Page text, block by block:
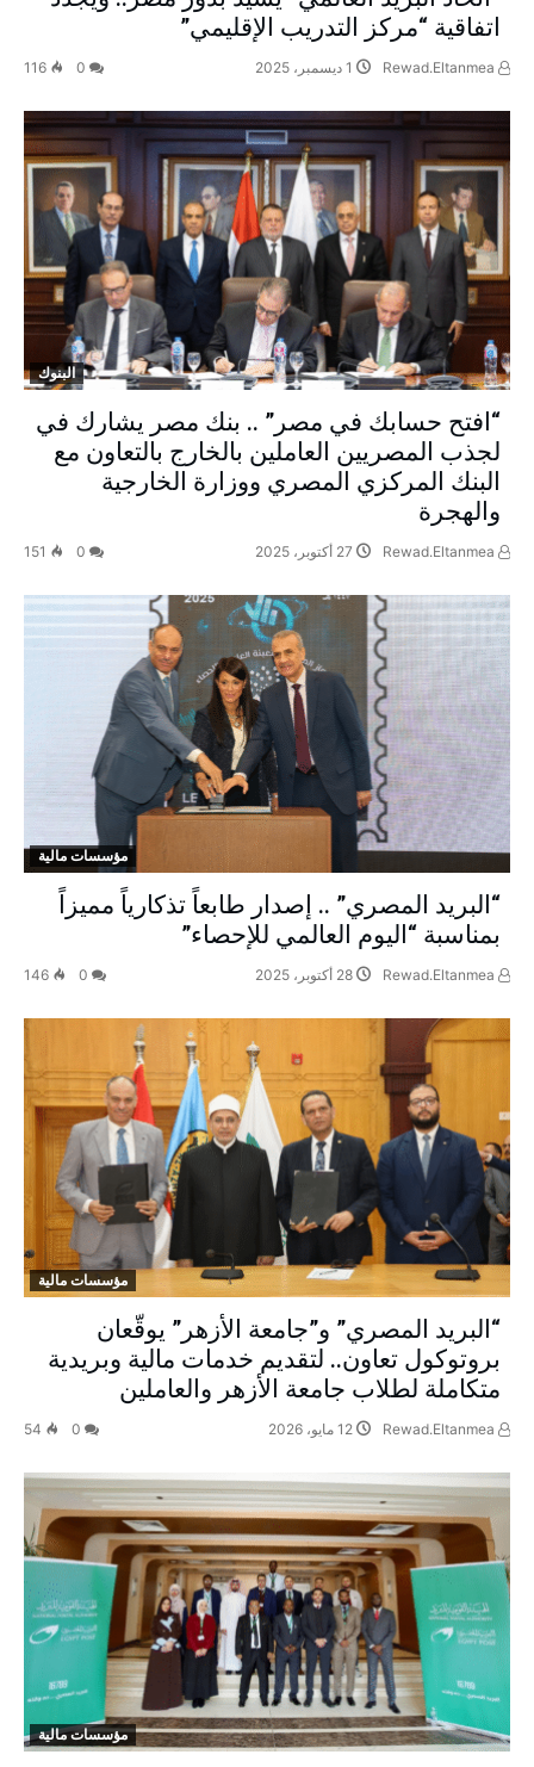
اتفاقية “مركز التدريب الإقليمي”
1 ديسمبر، 2025 0
116
البنوك
“افتح حسابك في مصر” .. بنك مصر يشارك في
لجذب المصريين العاملين بالخارج بالتعاون مع
البنك المركزي المصري ووزارة الخارجية
والهجرة
27 أكتوبر، 2025 0
151
مؤسسات مالية
“البريد المصري” .. إصدار طابعاً تذكارياً مميزاً
بمناسبة “اليوم العالمي للإحصاء”
28 أكتوبر، 2025 0
146
مؤسسات مالية
“البريد المصري” و”جامعة الأزهر” يوقّعان
بروتوكول تعاون.. لتقديم خدمات مالية وبريدية
متكاملة لطلاب جامعة الأزهر والعاملين
12 مايو، 2026 0
54
مؤسسات مالية